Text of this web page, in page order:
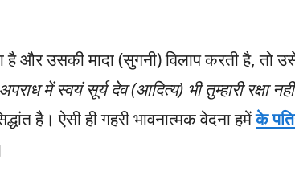
और उसकी मादा (सुगनी) विलाप करती है, तो
में स्वयं सूर्य देव (आदित्य) भी तुम्हारी रक्षा नहीं
है। ऐसी ही गहरी भावनात्मक वेदना हमेंके